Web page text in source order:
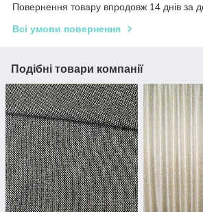
Повернення товару впродовж 14 днів за
Всі умови повернення
Подібні товари компанії